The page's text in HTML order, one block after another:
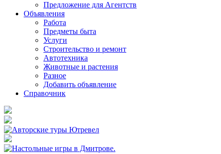
Предложение для Агентств
Объявления
Работа
Предметы быта
Услуги
Строительство и ремонт
Автотехника
Животные и растения
Разное
Добавить объявление
Справочник